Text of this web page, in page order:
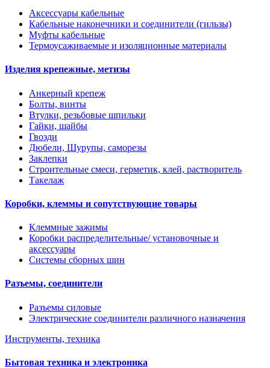
Аксессуары кабельные
Кабельные наконечники и соединители (гильзы)
Муфты кабельные
Термоусаживаемые и изоляционные материалы
Изделия крепежные, метизы
Анкерный крепеж
Болты, винты
Втулки, резьбовые шпильки
Гайки, шайбы
Гвозди
Дюбели, Шурупы, саморезы
Заклепки
Строительные смеси, герметик, клей, растворитель
Такелаж
Коробки, клеммы и сопутствующие товары
Клеммные зажимы
Коробки распределительные/ установочные и
аксессуары
Системы сборных шин
Разъемы, соединители
Разъемы силовые
Электрические соединители различного назначения
Инструменты, техника
Бытовая техника и электроника